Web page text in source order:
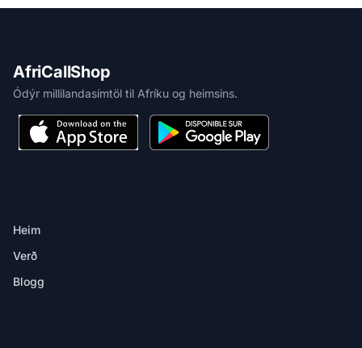
AfriCallShop
Ódýr millilandasímtöl til Afríku og heimsins.
Heim
Verð
Blogg